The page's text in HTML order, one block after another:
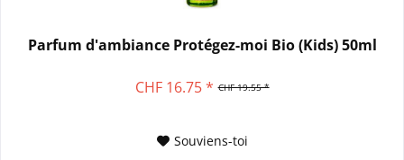
Parfum d'ambiance Protégez-moi Bio (Kids) 50ml
CHF 19.55 *
CHF 16.75 *
Souviens-toi